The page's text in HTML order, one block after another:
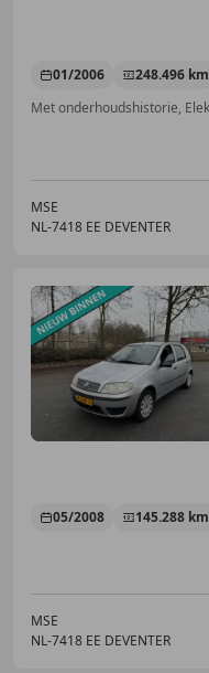
01/2006 248.496 km
MSE
NL-7418 EE DEVENTER
05/2008 145.288 km
MSE
NL-7418 EE DEVENTER